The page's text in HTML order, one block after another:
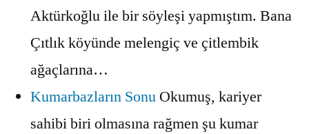
Aktürkoğlu ile bir söyleşi yapmıştım. Bana
Çıtlık köyünde melengiç ve çitlembik
ağaçlarına…
Kumarbazların Sonu Okumuş, kariyer
sahibi biri olmasına rağmen şu kumar